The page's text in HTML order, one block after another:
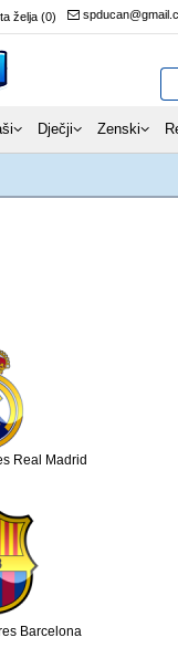
želja (0)
Dječji Zenski
Real Madrid
Barcelona